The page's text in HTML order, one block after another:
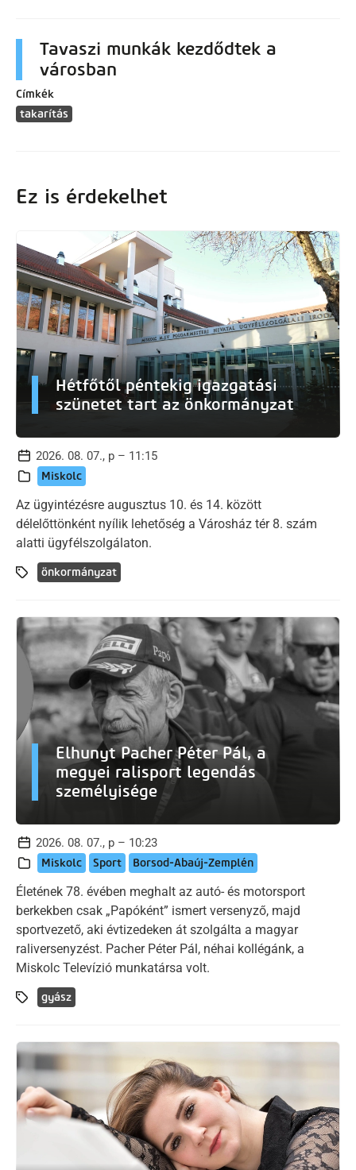
Tavaszi munkák kezdődtek a
városban
Címkék
takarítás
Ez is érdekelhet
Hétfőtől péntekig igazgatási
szünetet tart az önkormányzat
2026. 08. 07., p – 11:15
Miskolc
Az ügyintézésre augusztus 10. és 14. között
délelőttönként nyílik lehetőség a Városház tér 8. szám
alatti ügyfélszolgálaton.
önkormányzat
Elhunyt Pacher Péter Pál, a
megyei ralisport legendás
személyisége
2026. 08. 07., p – 10:23
Miskolc Sport Borsod-Abaúj-Zemplén
Életének 78. évében meghalt az autó- és motorsport
berkekben csak „Papóként” ismert versenyző, majd
sportvezető, aki évtizedeken át szolgálta a magyar
raliversenyzést. Pacher Péter Pál, néhai kollégánk, a
Miskolc Televízió munkatársa volt.
gyász